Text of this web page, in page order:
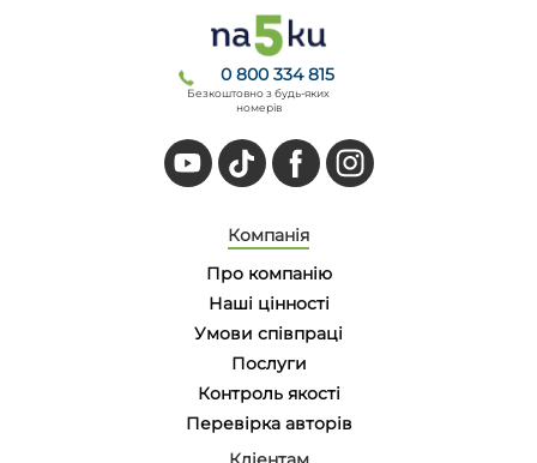
0 800 334 815
Безкоштовно з будь-яких
номерів
Компанія
Про компанію
Наші цінності
Умови співпраці
Послуги
Контроль якості
Перевірка авторів